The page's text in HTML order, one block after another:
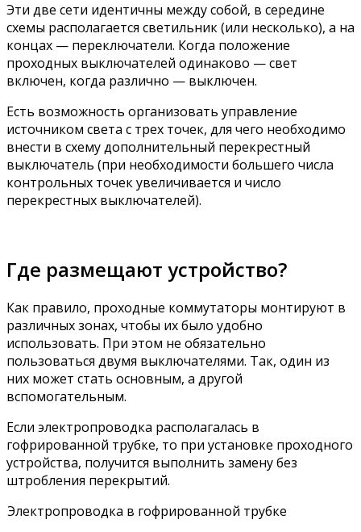
Эти две сети идентичны между собой, в середине
схемы располагается светильник (или несколько), а на
концах — переключатели. Когда положение
проходных выключателей одинаково — свет
включен, когда различно — выключен.
Есть возможность организовать управление
источником света с трех точек, для чего необходимо
внести в схему дополнительный перекрестный
выключатель (при необходимости большего числа
контрольных точек увеличивается и число
перекрестных выключателей).
Где размещают устройство?
Как правило, проходные коммутаторы монтируют в
различных зонах, чтобы их было удобно
использовать. При этом не обязательно
пользоваться двумя выключателями. Так, один из
них может стать основным, а другой
вспомогательным.
Если электропроводка располагалась в
гофрированной трубке, то при установке проходного
устройства, получится выполнить замену без
штробления перекрытий.
Электропроводка в гофрированной трубке